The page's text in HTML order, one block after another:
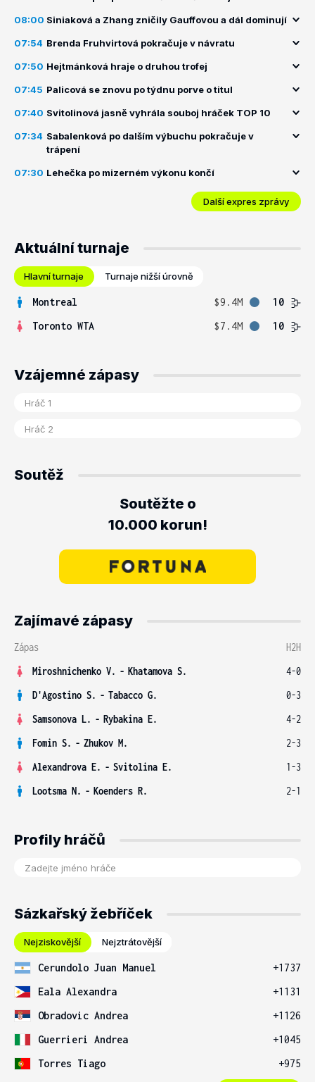
08:00 Siniaková a Zhang zničily Gauffovou a dál dominují
07:54 Brenda Fruhvirtová pokračuje v návratu
07:50 Hejtmánková hraje o druhou trofej
07:45 Palicová se znovu po týdnu porve o titul
07:40 Svitolinová jasně vyhrála souboj hráček TOP 10
07:34 Sabalenková po dalším výbuchu pokračuje v
trápení
07:30 Lehečka po mizerném výkonu končí
Další expres zprávy
Aktuální turnaje
Hlavní turnaje Turnaje nižší úrovně
Montreal $9.4M
10
Toronto WTA
$7.4M 10
Vzájemné zápasy
Soutěž
Soutěžte o
10.000 korun!
Zajímavé zápasy
Zápas
H2H
Miroshnichenko V. - Khatamova S.
4-0
D'Agostino S. - Tabacco G.
0-3
Samsonova L. - Rybakina E.
4-2
Fomin S. - Zhukov M.
2-3
Alexandrova E. - Svitolina E.
1-3
Lootsma N. - Koenders R. 2-1
Profily hráčů
Sázkařský žebříček
Nejziskovější Nejztrátovější
Cerundolo Juan Manuel
+1737
Eala Alexandra
+1131
Obradovic Andrea
+1126
Guerrieri Andrea
+1045
Torres Tiago
+975